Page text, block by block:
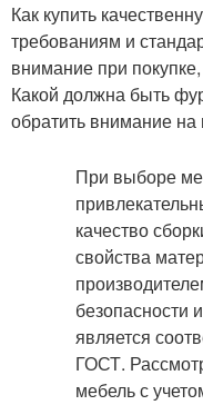
Как купить
требованиям и
внимание при
Какой должна быть
обратить внимание
При выборе
качество
свойства
безопасности
является
ГОСТ.
мебель с